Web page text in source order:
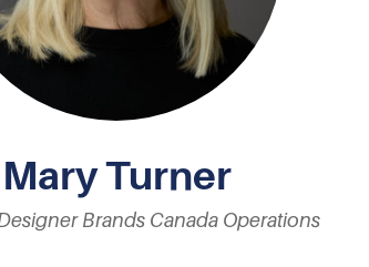
Mary Turner
Brands Canada Operations